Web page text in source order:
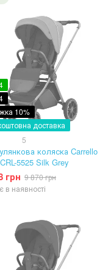
10%
доставка
5
коляска Carrello
5525 Silk Grey
грн 9 870 грн
в наявності